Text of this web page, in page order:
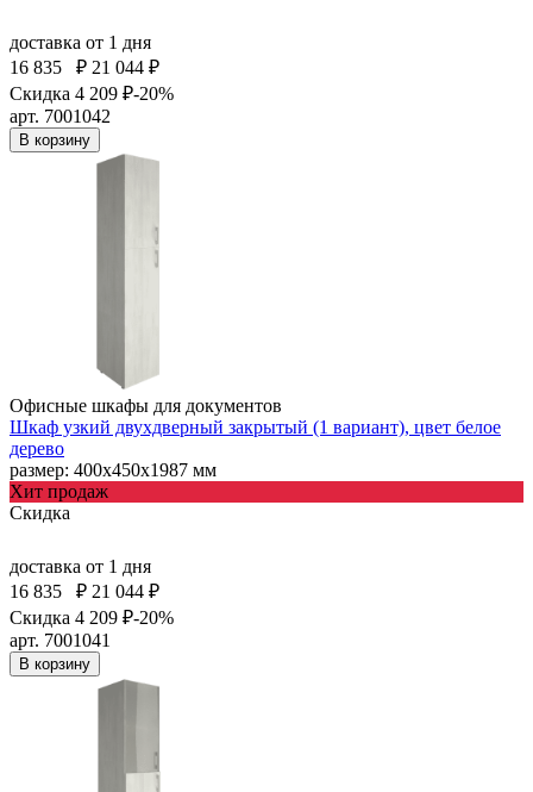
доставка от 1 дня
16 835
₽ 21 044 ₽
Скидка 4 209 ₽-20%
арт. 7001042
В корзину
Офисные шкафы для документов
Шкаф узкий двухдверный закрытый (1 вариант), цвет белое
дерево
размер: 400х450х1987 мм
Хит продаж
Скидка
доставка от 1 дня
16 835
₽ 21 044 ₽
Скидка 4 209 ₽-20%
арт. 7001041
В корзину